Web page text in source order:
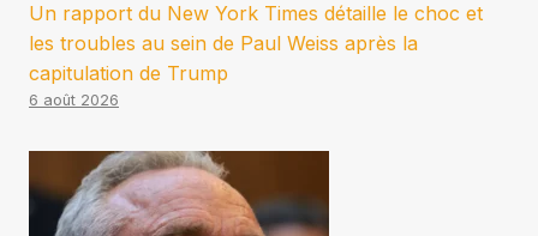
Un rapport du New York Times détaille le choc et
les troubles au sein de Paul Weiss après la
capitulation de Trump
6 août 2026